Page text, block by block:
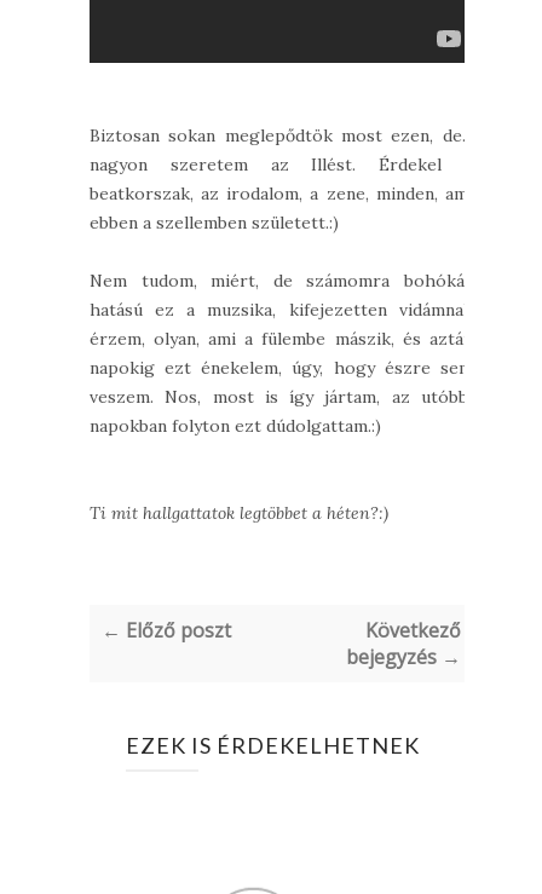
Biztosan sokan meglepődtök most ezen, de...
nagyon szeretem az Illést. Érdekel a
beatkorszak, az irodalom, a zene, minden, ami
ebben a szellemben született.:)
Nem tudom, miért, de számomra bohókás
hatású ez a muzsika, kifejezetten vidámnak
érzem, olyan, ami a fülembe mászik, és aztán
napokig ezt énekelem, úgy, hogy észre sem
veszem. Nos, most is így jártam, az utóbbi
napokban folyton ezt dúdolgattam.:)
Ti mit hallgattatok legtöbbet a héten?:)
← Előző poszt
Következő
bejegyzés →
EZEK IS ÉRDEKELHETNEK